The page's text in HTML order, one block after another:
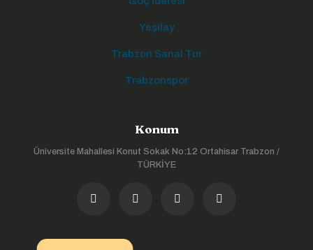
Yeşilay
Trabzon Sanal Tur
Trabzonspor
Konum
Üniversite Mahallesi Konut Sokak No:12 Ortahisar Trabzon /
TÜRKİYE